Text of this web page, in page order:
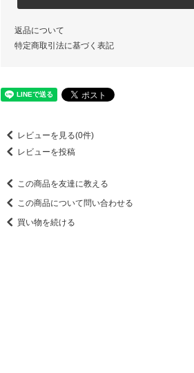
返品について
特定商取引法に基づく表記
レビューを見る(0件)
レビューを投稿
この商品を友達に教える
この商品について問い合わせる
買い物を続ける